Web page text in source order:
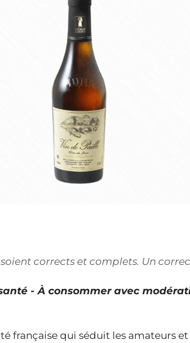
corrects et complets. Un
- À consommer avec
française qui séduit les amateurs